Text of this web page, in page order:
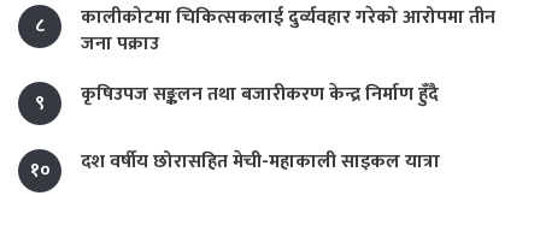
८
कालीकोटमा चिकित्सकलाई दुर्व्यवहार गरेको आरोपमा तीन
जना पक्राउ
९
कृषिउपज सङ्कलन तथा बजारीकरण केन्द्र निर्माण हुँदै
१० दश वर्षीय छोरासहित मेची-महाकाली साइकल यात्रा